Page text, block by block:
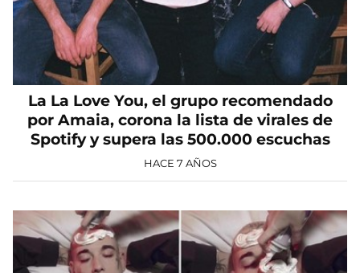
La La Love You, el grupo recomendado
por Amaia, corona la lista de virales de
Spotify y supera las 500.000 escuchas
HACE 7 AÑOS